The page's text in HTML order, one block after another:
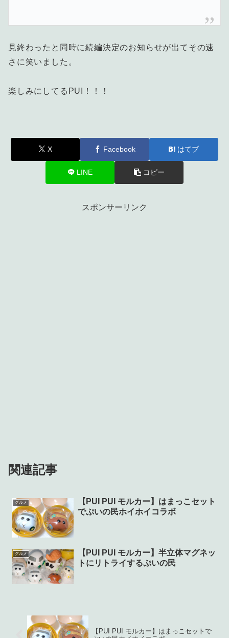
見終わったと同時に続編決定のお知らせが出てその速
さに笑いました。
楽しみにしてるPUI！！！
X Facebook はてブ
LINE コピー
スポンサーリンク
関連記事
グルメ
【PUI PUI モルカー】はまっこセット
でぷいの民ホイホイコラボ
グルメ
【PUI PUI モルカー】半立体マグネッ
トにリトライするぷいの民
【PUI PUI モルカー】はまっこセットで